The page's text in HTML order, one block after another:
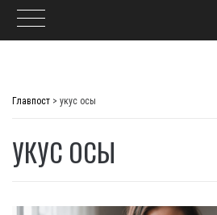
Главпост > укус осы
УКУС ОСЫ